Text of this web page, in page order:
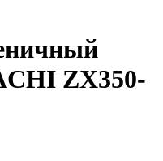
ZX350-